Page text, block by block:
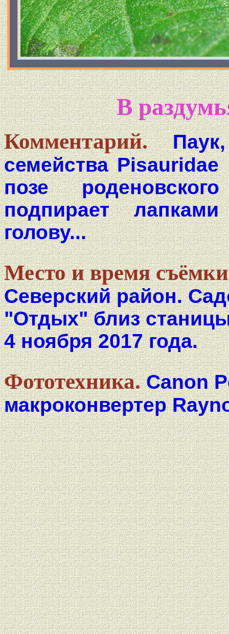
В
Комментарий.
семейства
позе
подпирает
голову...
Место и время
Северский район.
"Отдых" близ
4 ноября 2017 года.
Фототехника.Canon
макроконвертер